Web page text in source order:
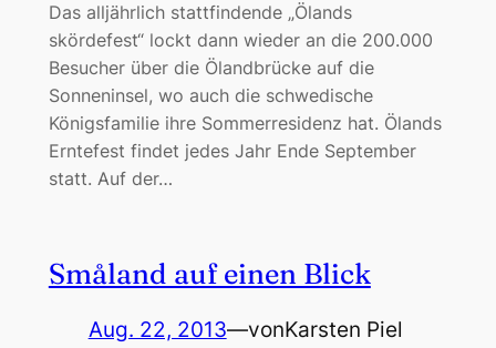
Das alljährlich stattfindende „Ölands
skördefest“ lockt dann wieder an die 200.000
Besucher über die Ölandbrücke auf die
Sonneninsel, wo auch die schwedische
Königsfamilie ihre Sommerresidenz hat. Ölands
Erntefest findet jedes Jahr Ende September
statt. Auf der…
Småland auf einen Blick
Aug. 22, 2013—vonKarsten Piel